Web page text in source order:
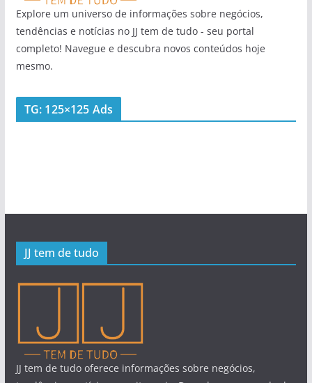
Explore um universo de informações sobre negócios,
tendências e notícias no JJ tem de tudo - seu portal
completo! Navegue e descubra novos conteúdos hoje
mesmo.
TG: 125×125 Ads
JJ tem de tudo
JJ tem de tudo oferece informações sobre negócios,